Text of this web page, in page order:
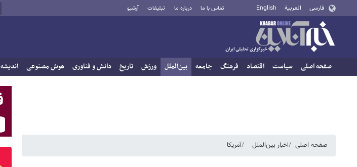
فارسی العربية English تماس با ما درباره ما تبلیغات آرشیو
صفحه اصلی سیاست اقتصاد فرهنگ جامعه بین‌الملل ورزش تاریخ دانش و فناوری هوش مصنوعی اندیشه
صفحه اصلی اخبار بین‌الملل آمریکا